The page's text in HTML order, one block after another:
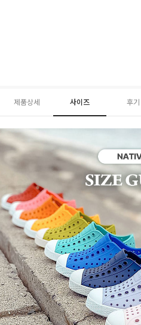
제품상세 사이즈 후기